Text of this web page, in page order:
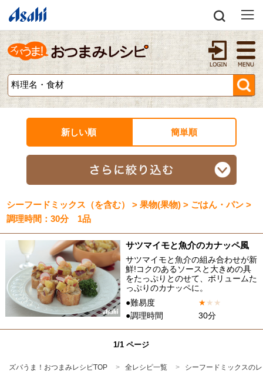
新しい順 簡単順
シーフードミックス（を含む） > 果物(果物) > ごはん・パン >
調理時間：30分 1品
サツマイモと魚介のカナッペ風
サツマイモと魚介の組み合わせが新
鮮!コクのあるソースと大きめの具
をたっぷりとのせて、ボリュームた
っぷりのカナッペに。
●難易度
★★ ★
●調理時間
30分
1/1 ページ
ズバうま！おつまみレシピTOP 全レシピ一覧
シーフードミックスの